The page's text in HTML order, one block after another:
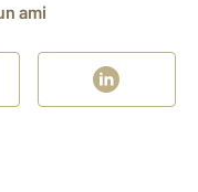
ami